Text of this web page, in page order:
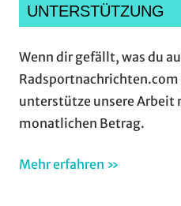
UNTERSTÜTZUNG
Wenn dir gefällt, was du
unterstütze unsere Arbeit
monatlichen Betrag.
Mehr erfahren »